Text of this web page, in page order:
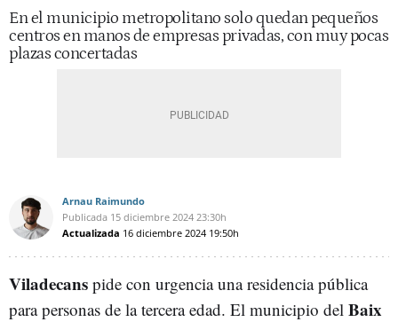
En el municipio metropolitano solo quedan pequeños
centros en manos de empresas privadas, con muy pocas
plazas concertadas
Arnau Raimundo
Publicada 15 diciembre 2024 23:30h
Actualizada 16 diciembre 2024 19:50h
Viladecans pide con urgencia una residencia pública
para personas de la tercera edad. El municipio del Baix